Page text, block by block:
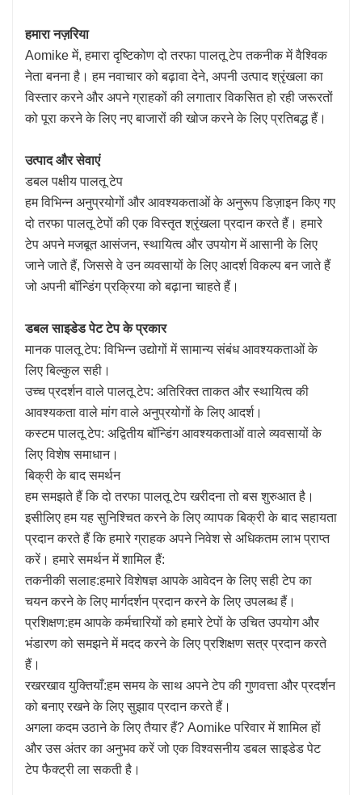
हमारा नज़रिया
Aomike में, हमारा दृष्टिकोण दो तरफा पालतू टेप तकनीक में वैश्विक
नेता बनना है। हम नवाचार को बढ़ावा देने, अपनी उत्पाद श्रृंखला का
विस्तार करने और अपने ग्राहकों की लगातार विकसित हो रही जरूरतों
को पूरा करने के लिए नए बाजारों की खोज करने के लिए प्रतिबद्ध हैं।
उत्पाद और सेवाएं
डबल पक्षीय पालतू टेप
हम विभिन्न अनुप्रयोगों और आवश्यकताओं के अनुरूप डिज़ाइन किए गए
दो तरफा पालतू टेपों की एक विस्तृत श्रृंखला प्रदान करते हैं। हमारे
टेप अपने मजबूत आसंजन, स्थायित्व और उपयोग में आसानी के लिए
जाने जाते हैं, जिससे वे उन व्यवसायों के लिए आदर्श विकल्प बन जाते हैं
जो अपनी बॉन्डिंग प्रक्रिया को बढ़ाना चाहते हैं।
डबल साइडेड पेट टेप के प्रकार
मानक पालतू टेप: विभिन्न उद्योगों में सामान्य संबंध आवश्यकताओं के
लिए बिल्कुल सही।
उच्च प्रदर्शन वाले पालतू टेप: अतिरिक्त ताकत और स्थायित्व की
आवश्यकता वाले मांग वाले अनुप्रयोगों के लिए आदर्श।
कस्टम पालतू टेप: अद्वितीय बॉन्डिंग आवश्यकताओं वाले व्यवसायों के
लिए विशेष समाधान।
बिक्री के बाद समर्थन
हम समझते हैं कि दो तरफा पालतू टेप खरीदना तो बस शुरुआत है।
इसीलिए हम यह सुनिश्चित करने के लिए व्यापक बिक्री के बाद सहायता
प्रदान करते हैं कि हमारे ग्राहक अपने निवेश से अधिकतम लाभ प्राप्त
करें। हमारे समर्थन में शामिल हैं:
तकनीकी सलाह:हमारे विशेषज्ञ आपके आवेदन के लिए सही टेप का
चयन करने के लिए मार्गदर्शन प्रदान करने के लिए उपलब्ध हैं।
प्रशिक्षण:हम आपके कर्मचारियों को हमारे टेपों के उचित उपयोग और
भंडारण को समझने में मदद करने के लिए प्रशिक्षण सत्र प्रदान करते
हैं।
रखरखाव युक्तियाँ:हम समय के साथ अपने टेप की गुणवत्ता और प्रदर्शन
को बनाए रखने के लिए सुझाव प्रदान करते हैं।
अगला कदम उठाने के लिए तैयार हैं? Aomike परिवार में शामिल हों
और उस अंतर का अनुभव करें जो एक विश्वसनीय डबल साइडेड पेट
टेप फैक्ट्री ला सकती है।